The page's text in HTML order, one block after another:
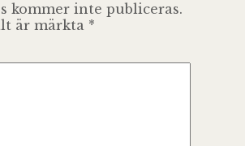
kommer inte publiceras.
är märkta *